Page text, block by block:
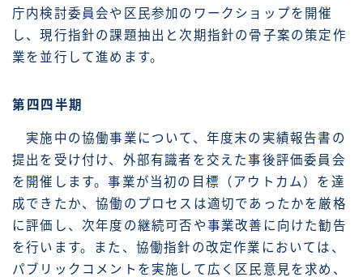
庁内検討委員会や区民参加のワークショップを開催
し、現行指針の課題抽出と次期指針の骨子案の策定作
業を並行して進めます。
第四四半期
実施中の協働事業について、年度末の実績報告書の
提出を受け付け、外部有識者を交えた事後評価委員会
を開催します。事業が当初の目標（アウトカム）を達
成できたか、協働のプロセスは適切であったかを厳格
に評価し、次年度の継続可否や事業改善に向けた勧告
を行います。また、協働指針の改定作業においては、
パブリックコメントを実施して広く区民意見を求め、